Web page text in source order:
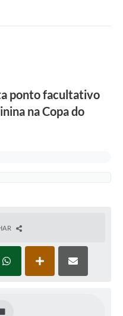
ponto facultativo
na Copa do